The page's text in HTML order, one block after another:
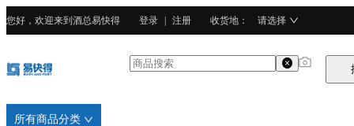
您好，欢迎来到酒总易快得 登录 注册 收货地 ： 请选择
所有商品分类